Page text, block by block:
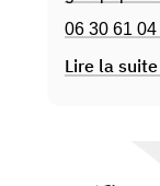
06 30 61 04
Lire la suite